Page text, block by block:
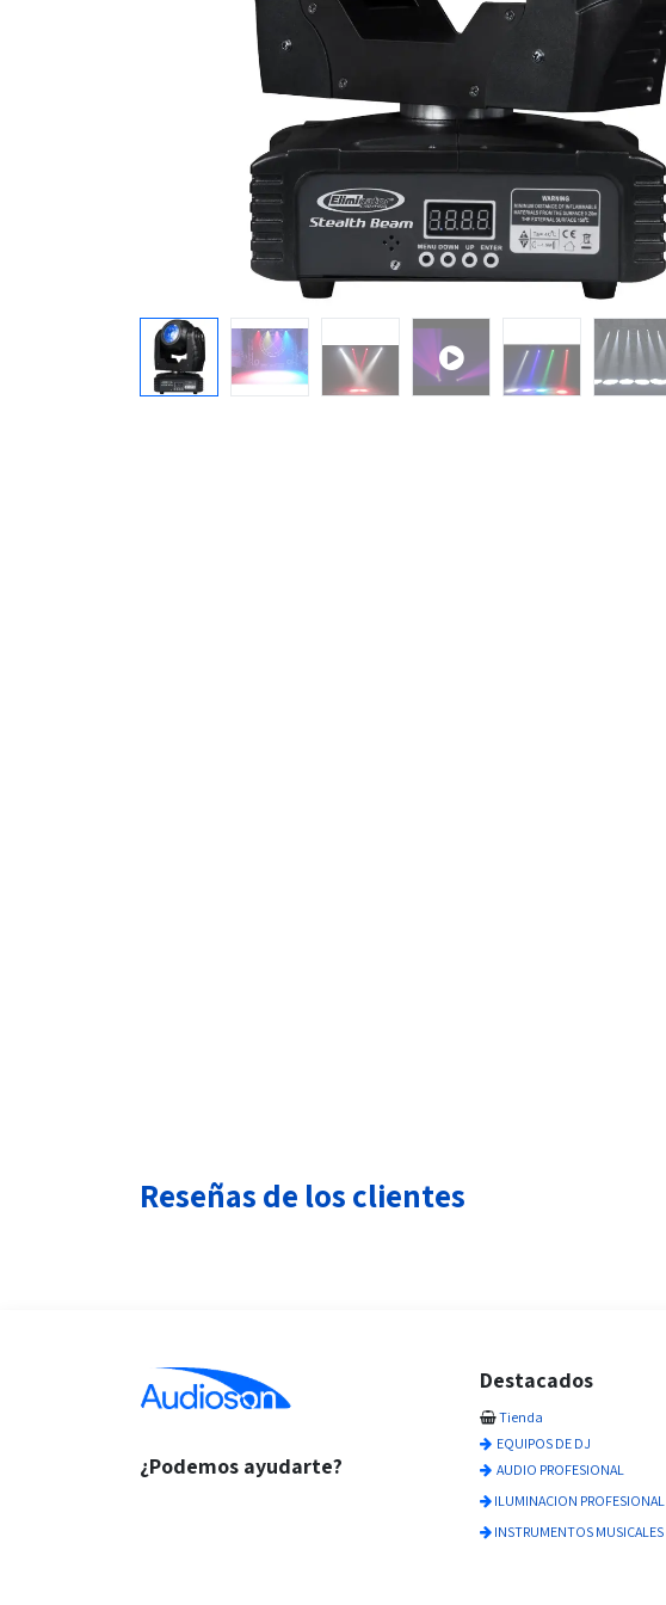
Reseñas de los clientes
¿Podemos ayudarte?
Destacados
Tienda
EQUIPOS DE DJ
AUDIO PROFESIONAL
ILUMINACION PROFESIONAL
INSTRUMENTOS MUSICALES